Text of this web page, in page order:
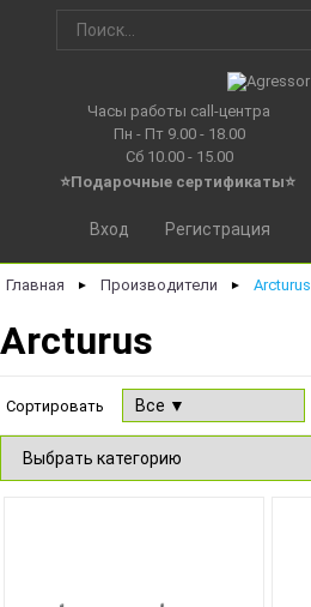
Часы работы call-центра
Пн - Пт 9.00 - 18.00
Сб 10.00 - 15.00
⭐Подарочные сертификаты⭐
Вход Регистрация
Главная ► Производители ► Arcturus
Arcturus
Сортировать